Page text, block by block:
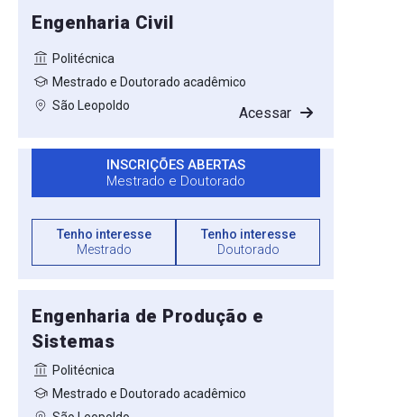
Engenharia Civil
Politécnica
São Leopoldo
Mestrado e Doutorado acadêmico
Acessar
INSCRIÇÕES ABERTAS
Mestrado e Doutorado
Tenho interesse
Mestrado
Tenho interesse
Doutorado
Engenharia de Produção e
Sistemas
Politécnica
Mestrado e Doutorado acadêmico